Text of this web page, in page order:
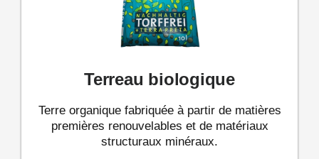
Terreau biologique
Terre organique fabriquée à partir de matières
premières renouvelables et de matériaux
structuraux minéraux.